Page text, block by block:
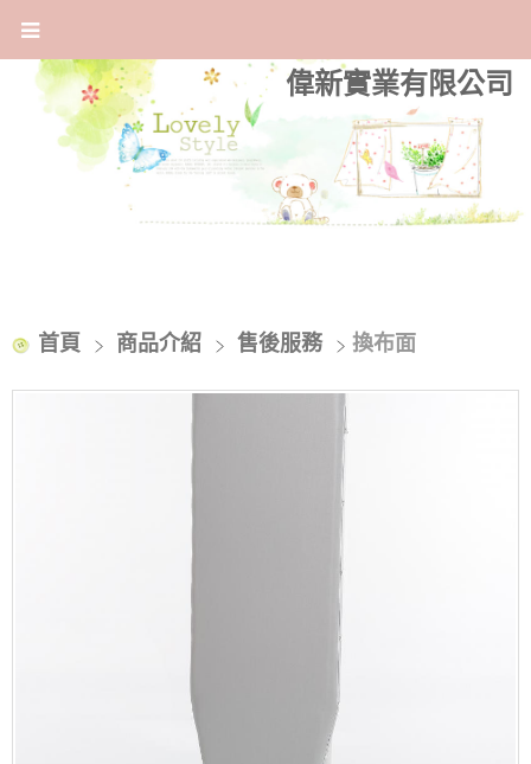
偉新實業有限公司
首頁 商品介紹 售後服務 換布面